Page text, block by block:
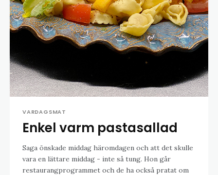
VARDAGSMAT
Enkel varm pastasallad
Saga önskade middag häromdagen och att det skulle
vara en lättare middag - inte så tung. Hon går
restaurangprogrammet och de ha också pratat om